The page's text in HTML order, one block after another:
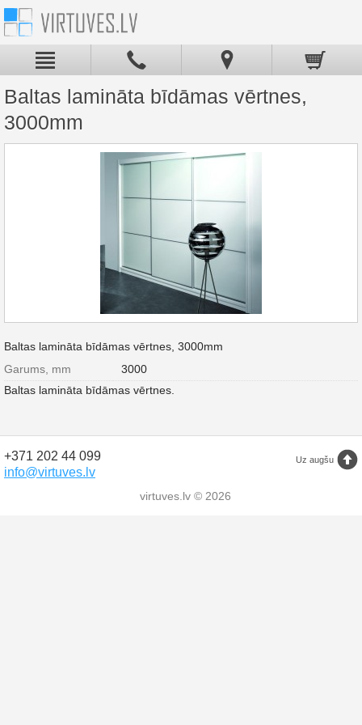
Baltas lamināta bīdāmas vērtnes,
3000mm
Baltas lamināta bīdāmas vērtnes, 3000mm
Garums, mm
3000
Baltas lamināta bīdāmas vērtnes.
Uz augšu
+371 202 44 099
info@virtuves.lv
virtuves.lv © 2026